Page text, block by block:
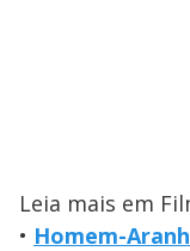
Leia mais em
• Homem-